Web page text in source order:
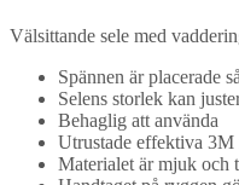
Välsittande sele med
Spännen är placerade
Selens storlek kan
Behaglig att använda
Utrustade effektiva 3M
Materialet är mjuk och